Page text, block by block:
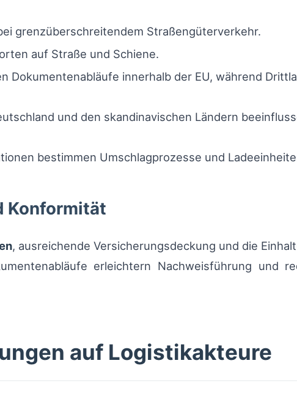
grenzüberschreitendem Straßengüterverkehr.
auf Straße und Schiene.
Dokumentenabläufe innerhalb der EU, während
und den skandinavischen Ländern
bestimmen Umschlagprozesse und
Konformität
, ausreichende Versicherungsdeckung und die
erleichtern Nachweisführung und
auf Logistikakteure